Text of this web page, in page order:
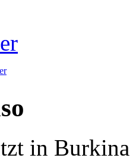
in Burkina